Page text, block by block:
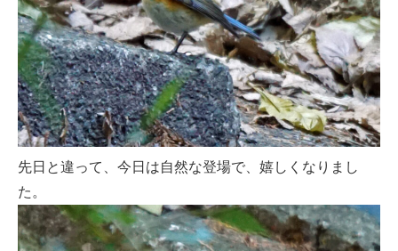
先日と違って、今日は自然な登場で、嬉しくなりまし
た。